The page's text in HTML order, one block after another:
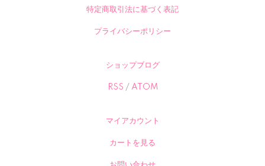
特定商取引法に基づく表記
プライバシーポリシー
ショップブログ
RSS / ATOM
マイアカウント
カートを見る